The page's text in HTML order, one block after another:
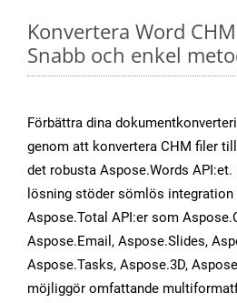
Konvertera Word
Snabb och enkel
Förbättra dina
genom att konvertera CHM filer
det robusta Aspose.Words
lösning stöder sömlös integration
Aspose.Total API:er som
Aspose.Email, Aspose.Slides,
Aspose.Tasks, Aspose.3D,
möjliggör omfattande